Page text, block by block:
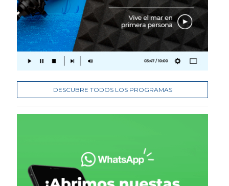
DESCUBRE TODOS LOS PROGRAMAS